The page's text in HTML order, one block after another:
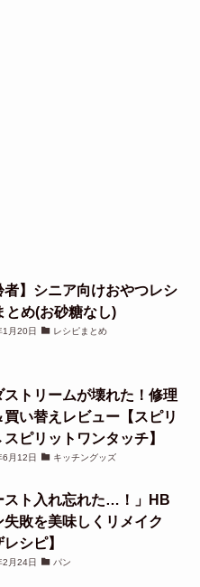
者】シニア向けおやつレシ
とめ(お砂糖なし)
月20日 レシピまとめ
ストリームが壊れた！修理
買い替えレビュー【スピリ
ピリットワンタッチ】
月12日 キッチングッズ
スト入れ忘れた…！」HB
失敗を美味しくリメイク
レシピ】
月24日 パン